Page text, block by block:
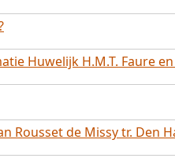
Huwelijk H.M.T. Faure en
Rousset de Missy tr. Den